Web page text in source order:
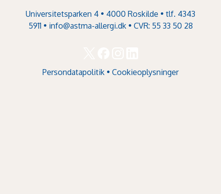
Universitetsparken 4 • 4000 Roskilde • tlf. 4343
5911 • info@astma-allergi.dk• CVR: 55 33 50 28
Persondatapolitik • Cookieoplysninger